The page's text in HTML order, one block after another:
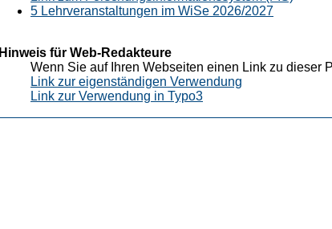
5 Lehrveranstaltungen im WiSe 2026/2027
Hinweis für Web-Redakteure
Wenn Sie auf Ihren Webseiten einen Link zu dieser
Link zur eigenständigen Verwendung
Link zur Verwendung in Typo3